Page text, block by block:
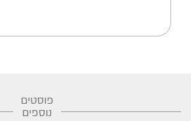
פוסטים
נוספים